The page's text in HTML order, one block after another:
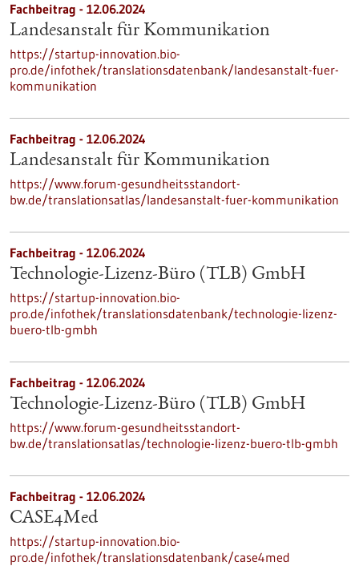
Fachbeitrag - 12.06.2024
Landesanstalt für Kommunikation
https://startup-innovation.bio-
pro.de/infothek/translationsdatenbank/landesanstalt-fuer-
kommunikation
Fachbeitrag - 12.06.2024
Landesanstalt für Kommunikation
https://www.forum-gesundheitsstandort-
bw.de/translationsatlas/landesanstalt-fuer-kommunikation
Fachbeitrag - 12.06.2024
Technologie-Lizenz-Büro (TLB) GmbH
https://startup-innovation.bio-
pro.de/infothek/translationsdatenbank/technologie-lizenz-
buero-tlb-gmbh
Fachbeitrag - 12.06.2024
Technologie-Lizenz-Büro (TLB) GmbH
https://www.forum-gesundheitsstandort-
bw.de/translationsatlas/technologie-lizenz-buero-tlb-gmbh
Fachbeitrag - 12.06.2024
CASE4Med
https://startup-innovation.bio-
pro.de/infothek/translationsdatenbank/case4med